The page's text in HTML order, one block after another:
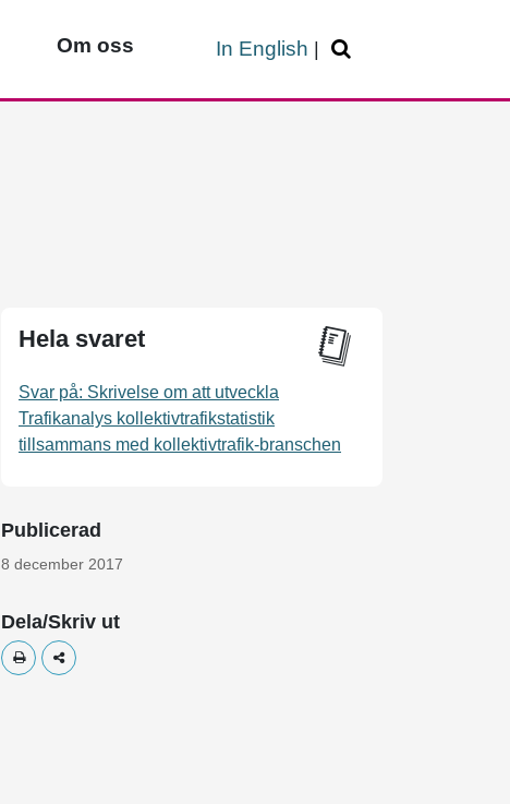
Om oss In English
Hela svaret
Svar på: Skrivelse om att utveckla
Trafikanalys kollektivtrafikstatistik
tillsammans med kollektivtrafik-branschen
Publicerad
8 december 2017
Dela/Skriv ut
Skriv utDela